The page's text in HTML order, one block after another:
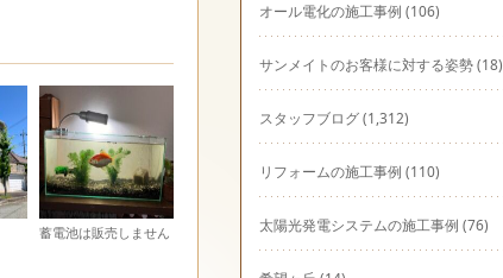
蓄電池は販売しません
オール電化の施工事例 (106)
サンメイトのお客様に対する姿勢(18)
スタッフブログ(1,312)
リフォームの施工事例 (110)
太陽光発電システムの施工事例 (76)